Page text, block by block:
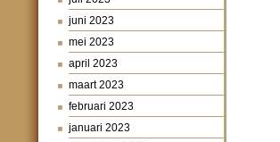
juni 2023
mei 2023
april 2023
maart 2023
februari 2023
januari 2023